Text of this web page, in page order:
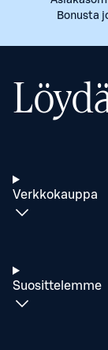
Bonusta
Verkkokauppa
Suosittelemme